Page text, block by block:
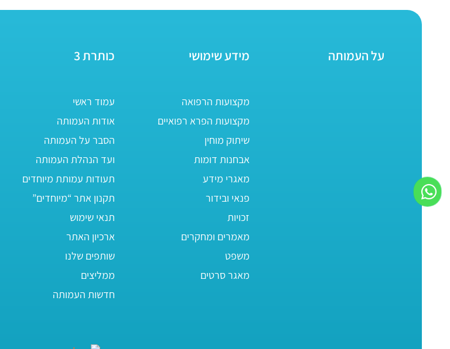
על העמותה מידע שימושי
מקצועות הרפואה
מקצועות הפרא רפואיים
שיתוק מוחין
אבחנות דומות
מאגרי מידע
פנאי ובידור
זכויות
מאמרים ומחקרים
משפט
מאגר סרטים
כותרת 3
עמוד ראשי
אודות העמותה
הסבר על העמותה
ועד הנהלת העמותה
תעודות עמותת מיוחדים
תקנון אתר “מיוחדים”
תנאי שימוש
ארכיון האתר
שותפים שלנו
ממליצים
חדשות העמותה